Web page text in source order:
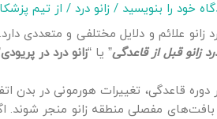
خود را بنویسید / زانو درد / از تیم
زانو علائم و دلایل مختلفی و متعددی
زانو قبل از قاعدگی” یا “زانو درد در پریودی
دوره قاعدگی، تغییرات هورمونی در بدن
بافت‌های مفصلی منطقه زانو منجر شوند.